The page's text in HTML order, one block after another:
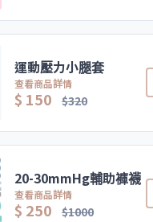
運動壓力小腿套
查看商品詳情
$ 150 $320
20-30mmHg輔助褲襪
查看商品詳情
$ 250 $1000